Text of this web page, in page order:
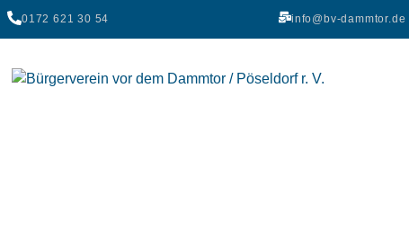
0172 621 30 54 info@bv-dammtor.de